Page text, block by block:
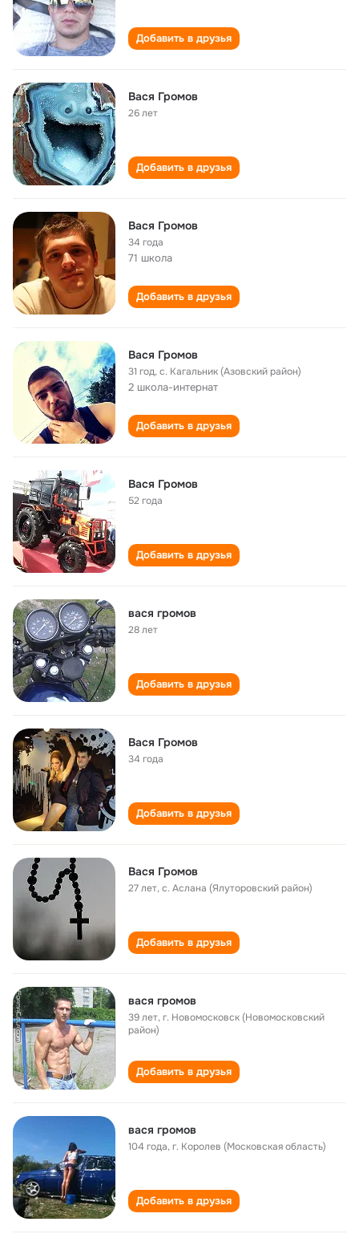
Добавить в друзья
Вася Громов
26 лет
Добавить в друзья
Вася Громов
34 года
71 школа
Добавить в друзья
Вася Громов
31 год,с. Кагальник (Азовский район)
2 школа-интернат
Добавить в друзья
Вася Громов
52 года
Добавить в друзья
вася громов
28 лет
Добавить в друзья
Вася Громов
34 года
Добавить в друзья
Вася Громов
27 лет,с. Аслана (Ялуторовский район)
Добавить в друзья
вася громов
39 лет,г. Новомосковск (Новомосковский
район)
Добавить в друзья
вася громов
104 года,г. Королев (Московская область)
Добавить в друзья